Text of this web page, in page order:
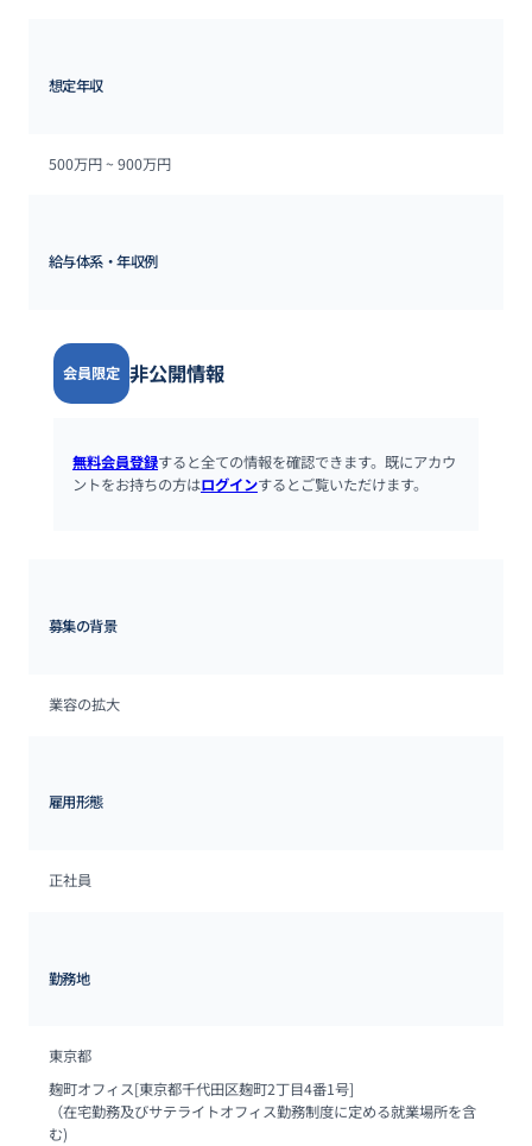
想定年収
500万円 ~ 900万円
給与体系・年収例
会員限定 非公開情報
無料会員登録すると全ての情報を確認できます。既にアカウ
ントをお持ちの方はログインするとご覧いただけます。
募集の背景
業容の拡大
雇用形態
正社員
勤務地
東京都
麹町オフィス[東京都千代田区麹町2丁目4番1号]
（在宅勤務及びサテライトオフィス勤務制度に定める就業場所を含
む)